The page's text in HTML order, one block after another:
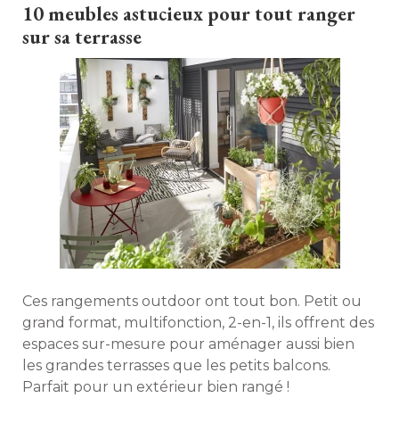
10 meubles astucieux pour tout ranger
sur sa terrasse
Ces rangements outdoor ont tout bon. Petit ou
grand format, multifonction, 2-en-1, ils offrent des
espaces sur-mesure pour aménager aussi bien
les grandes terrasses que les petits balcons.
Parfait pour un extérieur bien rangé !